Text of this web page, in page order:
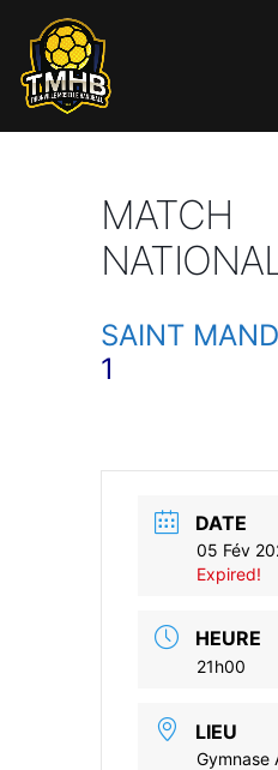
MATCH
SAINT
1
DATE
05 Fév
Expired!
HEURE
21h00
LIEU
Gymnase